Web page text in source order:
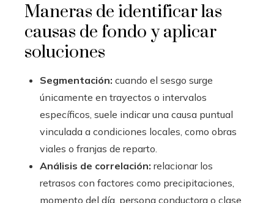
Maneras de identificar las
causas de fondo y aplicar
soluciones
Segmentación: cuando el sesgo surge
únicamente en trayectos o intervalos
específicos, suele indicar una causa puntual
vinculada a condiciones locales, como obras
viales o franjas de reparto.
Análisis de correlación: relacionar los
retrasos con factores como precipitaciones,
momento del día, persona conductora o clase